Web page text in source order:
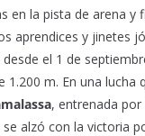
la pista de arena y
aprendices y jinetes
el 1 de
m. En una
, entrenada por
alzó con la victoria